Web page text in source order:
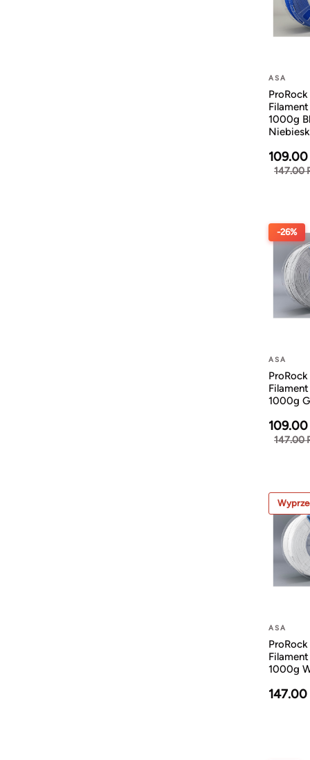
ASA
1000g
109.00
147.00
-26%
ASA
1000g
109.00
147.00
ASA
1000g
147.00